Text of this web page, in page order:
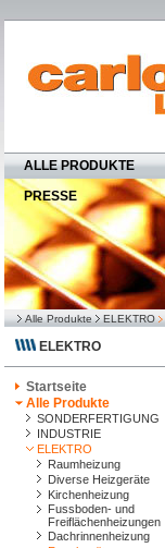
ALLE PRODUKTE
PRESSE
Alle Produkte ELEKTRO
ELEKTRO
Startseite
Alle Produkte
SONDERFERTIGUNG
INDUSTRIE
ELEKTRO
Raumheizung
Diverse Heizgeräte
Kirchenheizung
Fussboden- und
Freiflächenheizungen
Dachrinnenheizung